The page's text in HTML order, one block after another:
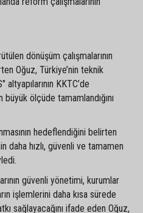
dönüşüm çalışmalarının
Oğuz, Türkiye’nin teknik
KKTC’de
büyük ölçüde tamamlandığını
hedeflendiğini belirten
daha hızlı, güvenli ve tamamen
güvenli yönetimi, kurumlar
işlemlerini daha kısa sürede
sağlayacağını ifade eden Oğuz,